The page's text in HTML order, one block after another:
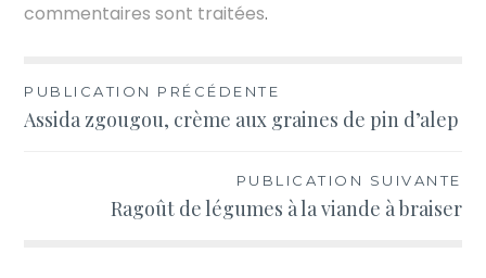
commentaires sont traitées.
Navigation
de
PUBLICATION PRÉCÉDENTE
Assida zgougou, crème aux graines de pin d’alep
PUBLICATION SUIVANTE
Ragoût de légumes à la viande à braiser